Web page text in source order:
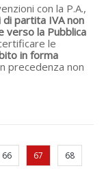
con la P.A.,
partita IVA non
verso la Pubblica
le
in forma
precedenza non
66 67 68